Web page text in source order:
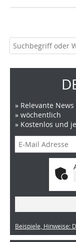
» Relevante
» wöchentlich
» Kostenlos und
Beispiele, Hinweise: